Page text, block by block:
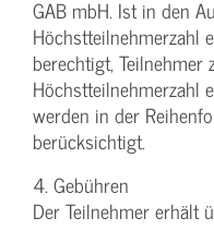
GAB mbH. Ist in den
Höchstteilnehmerzahl
berechtigt, Teilnehmer
Höchstteilnehmerzahl
werden in der
berücksichtigt.
4. Gebühren
Der Teilnehmer erhält